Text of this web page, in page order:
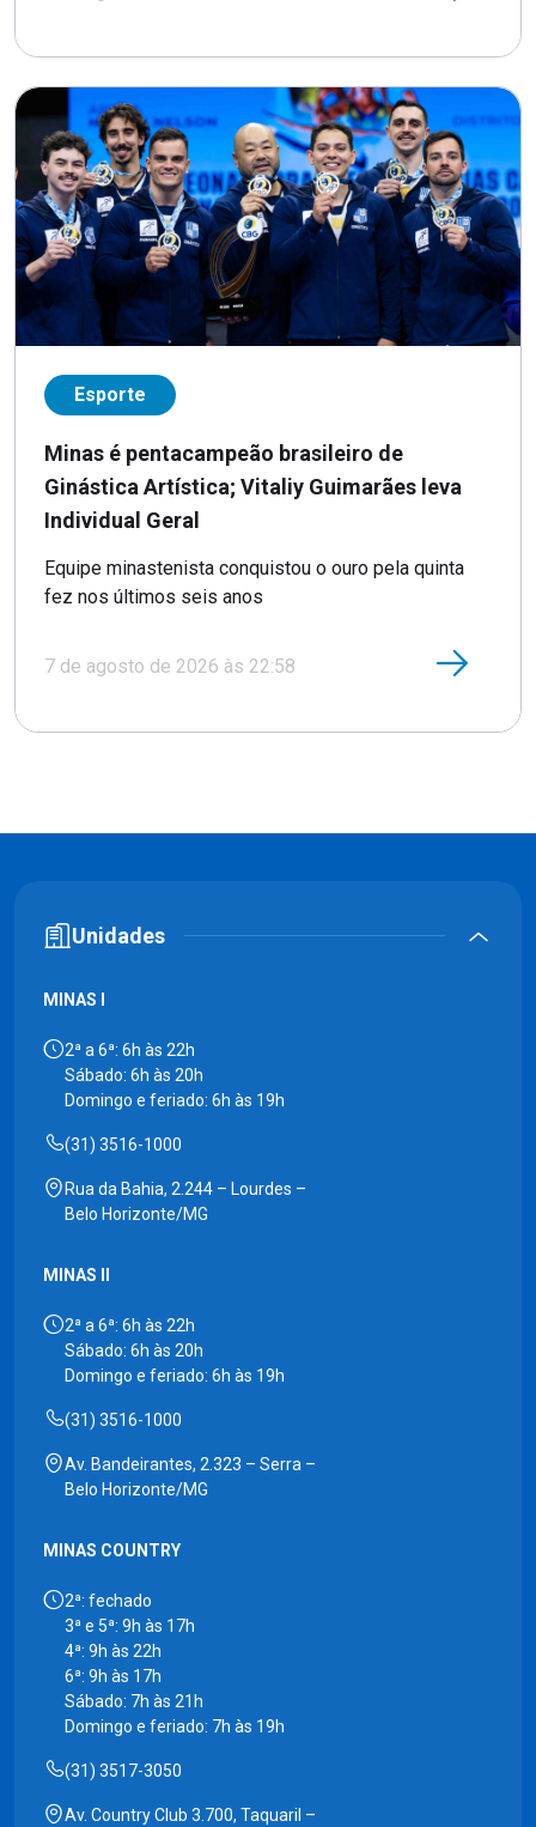
Esporte
Minas é pentacampeão brasileiro de
Ginástica Artística; Vitaliy Guimarães leva
Individual Geral
Equipe minastenista conquistou o ouro pela quinta
fez nos últimos seis anos
7 de agosto de 2026 às 22:58
Unidades
MINAS I
2ª a 6ª: 6h às 22h
Sábado: 6h às 20h
Domingo e feriado: 6h às 19h
(31) 3516-1000
Rua da Bahia, 2.244 – Lourdes –
Belo Horizonte/MG
MINAS II
2ª a 6ª: 6h às 22h
Sábado: 6h às 20h
Domingo e feriado: 6h às 19h
(31) 3516-1000
Av. Bandeirantes, 2.323 – Serra –
Belo Horizonte/MG
MINAS COUNTRY
2ª: fechado
3ª e 5ª: 9h às 17h
4ª: 9h às 22h
6ª: 9h às 17h
Sábado: 7h às 21h
Domingo e feriado: 7h às 19h
(31) 3517-3050
Av. Country Club 3.700, Taquaril –